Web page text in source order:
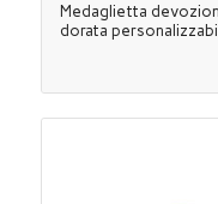
Medaglietta
dorata